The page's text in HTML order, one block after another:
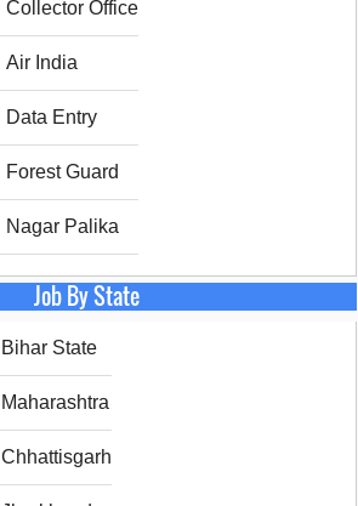
Collector Office
Air India
Data Entry
Forest Guard
Nagar Palika
Job By State
Bihar State
Maharashtra
Chhattisgarh